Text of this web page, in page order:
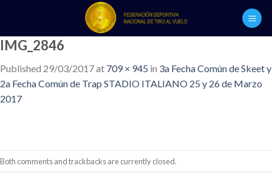
content
IMG_2846
Published 29/03/2017at 709 × 945 in 3a Fecha Común de Skeet y
2a Fecha Común de Trap STADIO ITALIANO 25 y 26 de Marzo
2017
Both comments and trackbacks are currently closed.